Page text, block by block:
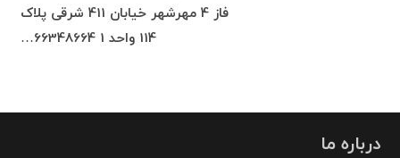
فاز 4 مهرشهر خیابان 411 شرقی پلاک
114 واحد 1 66348664…
درباره ما